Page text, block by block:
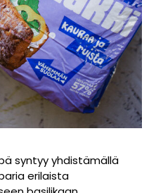
syntyy yhdistämällä
erilaista